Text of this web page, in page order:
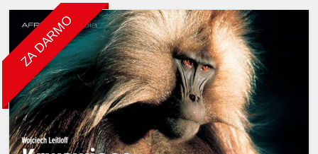
ZA DARMO